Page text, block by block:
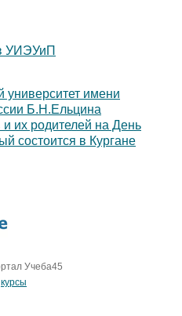
УИЭУиП
имени
Б.Н.Ельцина
их родителей на День
состоится в Кургане
Учеба45
курсы